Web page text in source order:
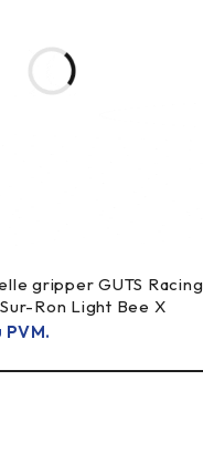
gripper GUTS Racing
Ron Light Bee X
PVM.